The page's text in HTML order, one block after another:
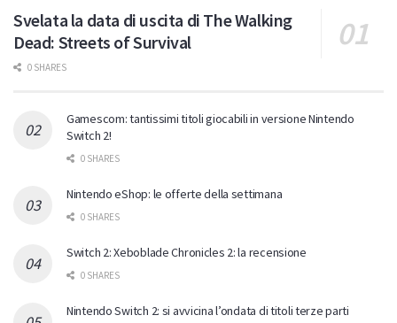
Svelata la data di uscita di The Walking
Dead: Streets of Survival
0 SHARES
Gamescom: tantissimi titoli giocabili in versione Nintendo
Switch 2!
0 SHARES
Nintendo eShop: le offerte della settimana
0 SHARES
Switch 2: Xeboblade Chronicles 2: la recensione
0 SHARES
Nintendo Switch 2: si avvicina l’ondata di titoli terze parti